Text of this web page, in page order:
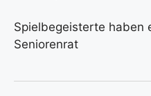
Spielbegeisterte haben
Seniorenrat